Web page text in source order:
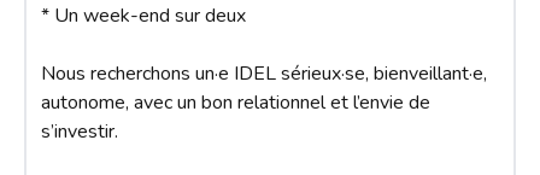
* Un week-end sur deux
Nous recherchons un·e IDEL sérieux·se, bienveillant·e,
autonome, avec un bon relationnel et l’envie de
s’investir.